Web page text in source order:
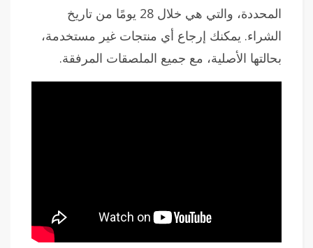
المحددة، والتي هي خلال 28 يومًا من تاريخ
الشراء. يمكنك إرجاع أي منتجات غير مستخدمة،
بحالتها الأصلية، مع جميع الملصقات المرفقة.